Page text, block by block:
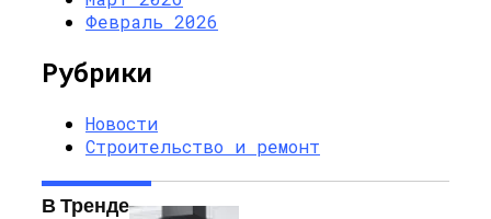
Февраль 2026
Рубрики
Новости
Строительство и ремонт
В Тренде